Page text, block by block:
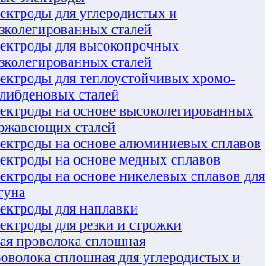
для углеродистых и
сталей
для высокопрочных
сталей
для теплоустойчивых хромо-
сталей
на основе высоколегированных
сталей
на основе алюминиевых сплавов
на основе медных сплавов
на основе никелевых сплавов для
для наплавки
для резки и строжки
проволока сплошная
сплошная для углеродистых и